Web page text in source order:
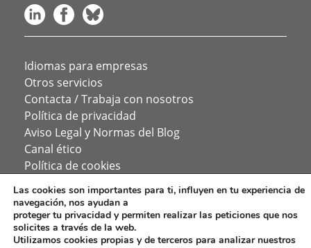
Idiomas para empresas
Otros servicios
Contacta / Trabaja con nosotros
Política de privacidad
Aviso Legal y Normas del Blog
Canal ético
Política de cookies
Las cookies son importantes para ti, influyen en tu experiencia de
navegación, nos ayudan a
proteger tu privacidad y permiten realizar las peticiones que nos
solicites a través de la web.
Utilizamos cookies propias y de terceros para analizar nuestros